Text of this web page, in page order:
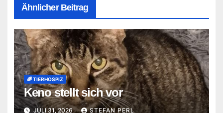
Ähnlicher Beitrag
🌈 TIERHOSPIZ
Keno stellt sich vor
JULI 31, 2026 STEFAN PERL